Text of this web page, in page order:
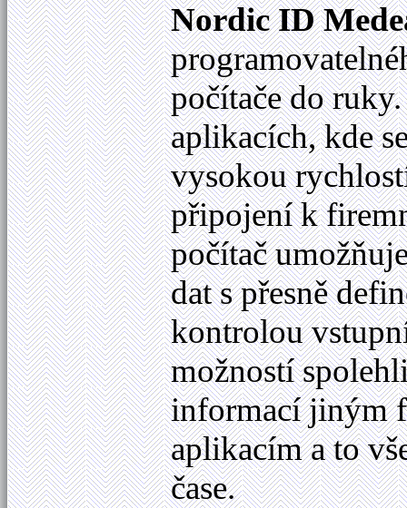
Nordic ID
počítače do
aplikacích, kde
vysokou
připojení k
počítač
dat s přesně
kontrolou
možností
informací jiným
aplikacím a to
čase.